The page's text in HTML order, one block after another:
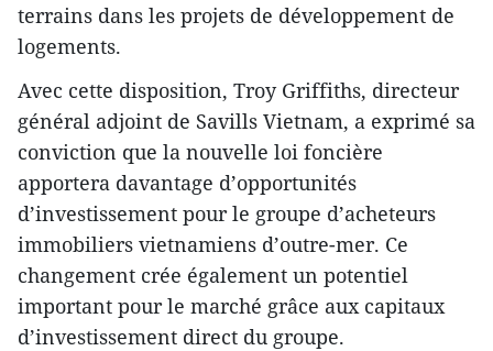
terrains dans les projets de développement de
logements.
Avec cette disposition, Troy Griffiths, directeur
général adjoint de Savills Vietnam, a exprimé sa
conviction que la nouvelle loi foncière
apportera davantage d’opportunités
d’investissement pour le groupe d’acheteurs
immobiliers vietnamiens d’outre-mer. Ce
changement crée également un potentiel
important pour le marché grâce aux capitaux
d’investissement direct du groupe.